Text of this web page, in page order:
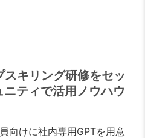
キリング研修をセッ
ニティで活用ノウハウ
向けに社内専用GPTを用意